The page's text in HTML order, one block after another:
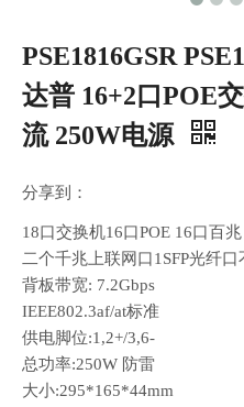
PSE1816GSR
达普 16+2口POE
流 250W电源
分享到：
18口交换机16口POE 16口百兆
二个千兆上联网口1SFP光纤口
背板带宽: 7.2Gbps
IEEE802.3af/at标准
供电脚位:1,2+/3,6-
总功率:250W 防雷
大小:295*165*44mm